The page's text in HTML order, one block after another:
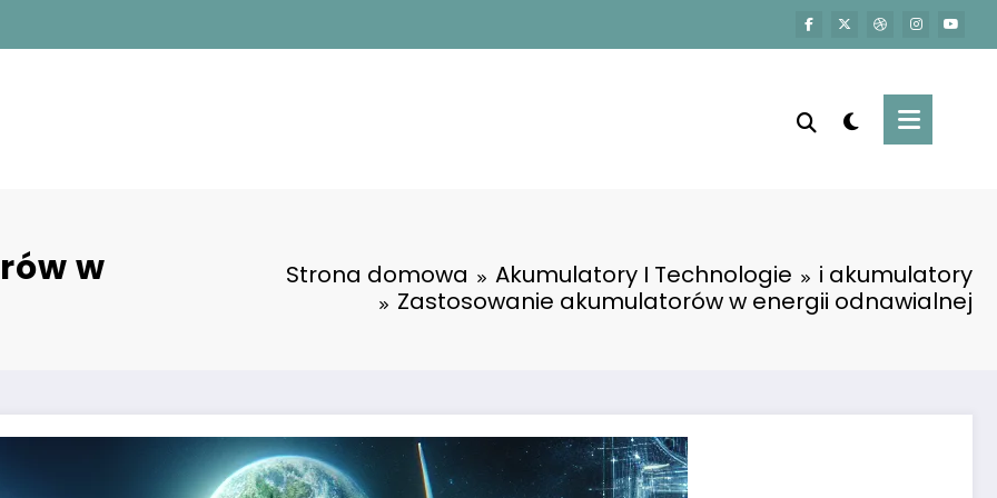
w
Strona domowa Akumulatory I Technologie
i akumulatory
Zastosowanie akumulatorów w energii odnawialnej